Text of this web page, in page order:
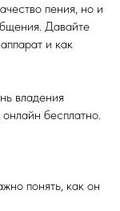
пения, но и
Давайте
и как
владения
онлайн бесплатно.
понять, как он